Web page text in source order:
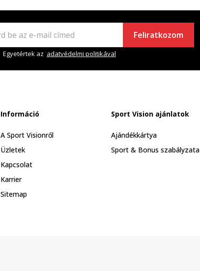
Feliratkozom
Egyetértek az adatvédelmi politikával
Információ
A Sport Visionről
Üzletek
Kapcsolat
Karrier
Sitemap
Sport Vision ajánlatok
Ajándékkártya
Sport & Bonus szabályzata